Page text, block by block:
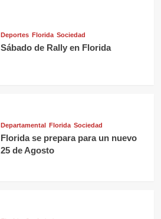
Deportes Florida Sociedad
Sábado de Rally en Florida
Departamental Florida Sociedad
Florida se prepara para un nuevo
25 de Agosto